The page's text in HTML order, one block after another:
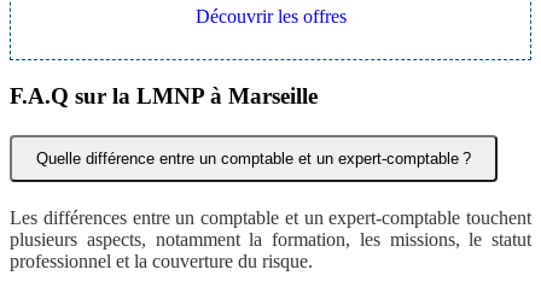
Découvrir les offres
F.A.Q sur la LMNP à Marseille
Quelle différence entre un comptable et un expert-comptable ?
Les différences entre un comptable et un expert-comptable touchent
plusieurs aspects, notamment la formation, les missions, le statut
professionnel et la couverture du risque.